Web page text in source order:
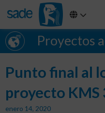
Proyectos
Punto final al
proyecto KMS
enero 14, 2020